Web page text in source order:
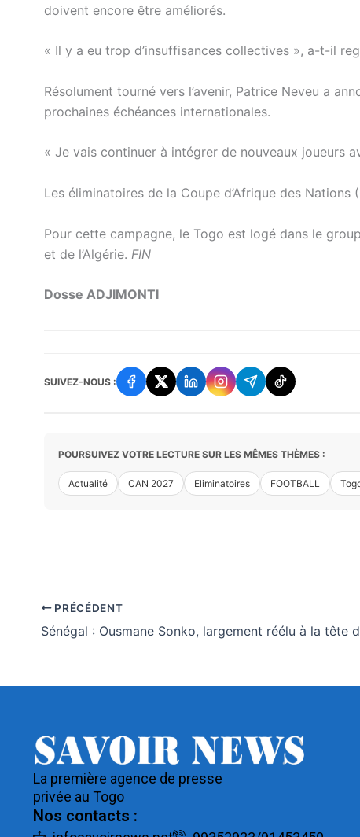
doivent encore être améliorés.
« Il y a eu trop d’insuffisances collectives », a-t-il
Résolument tourné vers l’avenir, Patrice Neveu a
prochaines échéances internationales.
« Je vais continuer à intégrer de nouveaux joueurs
Les éliminatoires de la Coupe d’Afrique des
Pour cette campagne, le Togo est logé dans le
et de l’Algérie. FIN
Dosse ADJIMONTI
SUIVEZ-NOUS :
POURSUIVEZ VOTRE LECTURE SUR LES MÊMES THÈMES :
Actualité CAN 2027 Eliminatoires FOOTBALL
PRÉCÉDENT
Sénégal : Ousmane Sonko, largement réélu à la tête
La première agence de presse
privée au Togo
Nos contacts :